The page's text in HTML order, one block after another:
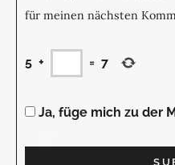
für meinen nächsten
5 + = 7
Ja, füge mich zu der